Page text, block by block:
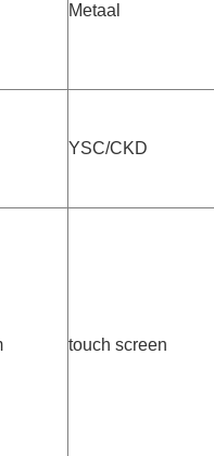
Metaal
YSC/CKD
touch screen